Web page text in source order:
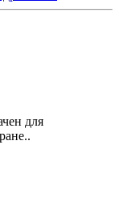
для